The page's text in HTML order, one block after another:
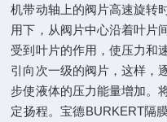
机带动轴上的阀片高速旋转
用下，从阀片中心沿着叶片
受到叶片的作用，使压力和
引向次一级的阀片，这样，
步使液体的压力能量增加。
定扬程。宝德BURKERT隔